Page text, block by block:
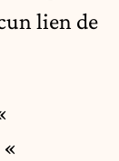
lien de